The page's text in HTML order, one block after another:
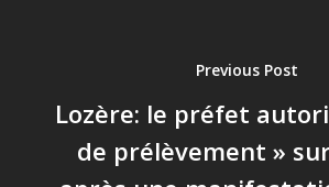
Previous Post
Lozère: le préfet
de prélèvement »